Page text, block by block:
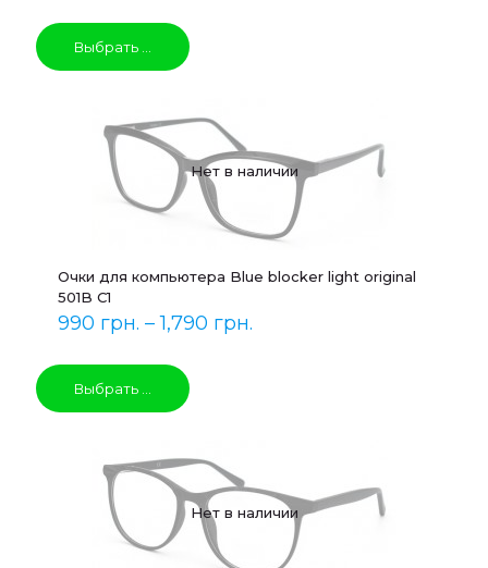
Выбрать ...
Нет в наличии
Очки для компьютера Blue blocker light original
501B C1
990 грн. –1,790 грн.
Выбрать ...
Нет в наличии